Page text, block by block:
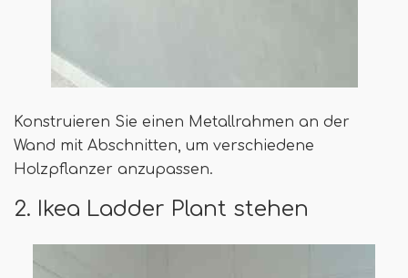
Konstruieren Sie einen Metallrahmen an der
Wand mit Abschnitten, um verschiedene
Holzpflanzer anzupassen.
2. Ikea Ladder Plant stehen